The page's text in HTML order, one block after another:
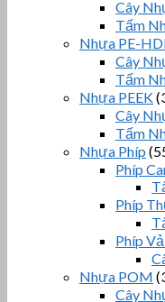
Cây
Tấm
Nhựa PE-
Cây
Tấm
Nhựa PEEK
Cây
Tấm
Nhựa Phíp
Phíp
Phíp
Phíp
Nhựa POM
Cây